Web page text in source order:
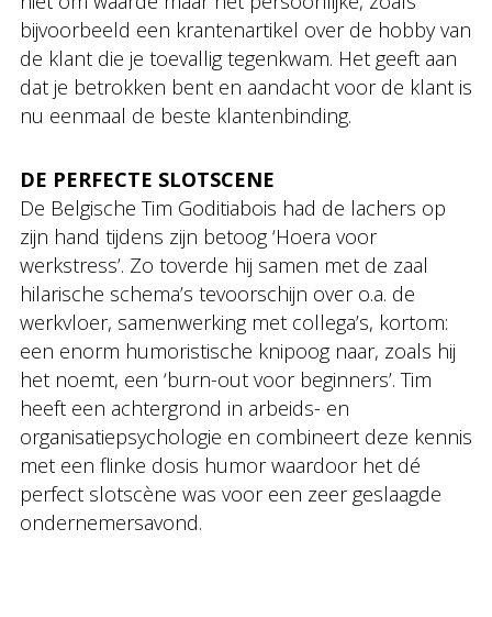
bijvoorbeeld een krantenartikel over de hobby van
de klant die je toevallig tegenkwam. Het geeft aan
dat je betrokken bent en aandacht voor de klant is
nu eenmaal de beste klantenbinding.
DE PERFECTE SLOTSCENE
De Belgische Tim Goditiabois had de lachers op
zijn hand tijdens zijn betoog ‘Hoera voor
werkstress’. Zo toverde hij samen met de zaal
hilarische schema’s tevoorschijn over o.a. de
werkvloer, samenwerking met collega’s, kortom:
een enorm humoristische knipoog naar, zoals hij
het noemt, een ‘burn-out voor beginners’. Tim
heeft een achtergrond in arbeids- en
organisatiepsychologie en combineert deze kennis
met een flinke dosis humor waardoor het dé
perfect slotscène was voor een zeer geslaagde
ondernemersavond.